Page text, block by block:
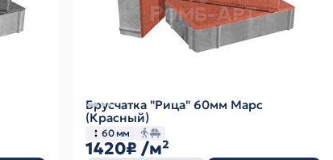
Брусчатка "Рица" 60мм Марс
(Красный)
60 мм
1420₽ /м²